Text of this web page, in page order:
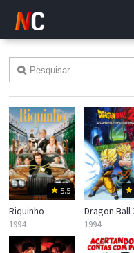
5.5
Riquinho
1994 1994